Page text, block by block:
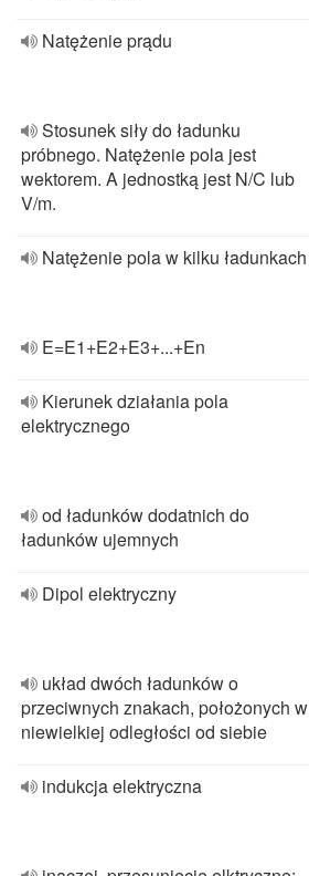
Natężenie prądu
Stosunek siły do ładunku
próbnego. Natężenie pola jest
wektorem. A jednostką jest N/C lub
V/m.
Natężenie pola w kilku ładunkach
E=E1+E2+E3+...+En
Kierunek działania pola
elektrycznego
od ładunków dodatnich do
ładunków ujemnych
Dipol elektryczny
układ dwóch ładunków o
przeciwnych znakach, położonych w
niewielkiej odległości od siebie
indukcja elektryczna